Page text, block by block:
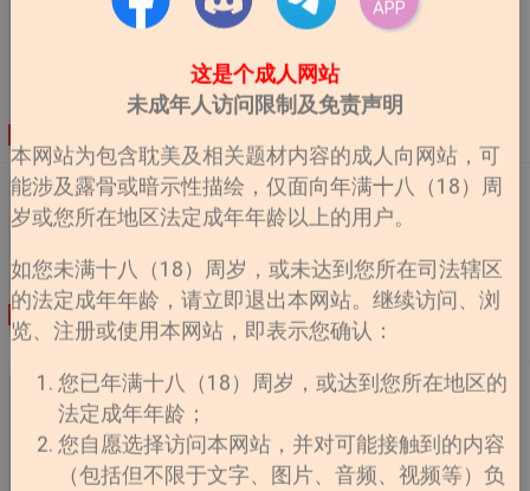
莫云舟：那你知道我资产雄厚吗？ 宁韵然：人尽皆知。
莫云舟：那你知道我已经上了赌桌。要么倾家荡产，要么
功卧底的秘诀是什么？ 凌睿：熟能生巧没逼格。 宁韵
然：哈？ 凌睿：你以为演零零七啊？有逼格的都死了
要她有一个莫云舟？ 内容标籤： 都市情缘 搜索关键字：
主角：宁韵然，莫云舟 │ 配角：顾长铭，凌睿，赵婳栩 │
其它：卧底 其他作品： 《强势攻防》、《你能不能不撩
《失忆后认错老公》
后，商景盯着手机裡唯一的联系人“老公”陷入沉思。根据
备忘录回忆，他是一隻不折不扣的舔狗，和男神隐婚后每
而男神在外面绯闻无数，对他冷淡至极。商景︰这舔狗老
子不幹了！直到他拿到医院帐单，再查了查余额，不得不
掏出手机——“老公(●′w`●)，我在医院，快来接我。”呵，
离婚之前，他不得让对方当牛做马加倍奉还！影帝贺绛拍
戏途中突然收到一张在医院的自拍。对方叫他老公，让他
来接。又在玩什么把戏？他看着那张多年不见的脸，回復
︰“好。”失忆后的商景，颐指气使，作天作地，一雪舔狗
之耻。贺绛照单全收，越来越像模范丈夫。商景心裡冷
“可以把手机还给我吗？”原来车祸中，他拿错了追星族的
手机，对方是贺绛的脑残粉，备忘录全是个人yy。商景尴
尬得连夜扛着火车站跑路，这辈子不想再见到贺绛！贺绛
莞尔︰“送上门了还想跑？”没门。 ....
作者：小文旦 更新至第81章 庄衾岑非诺
连载
《回到仙尊少年时[穿书]》
关于回到仙尊少年时[穿书]：【23号的二更，别等，很
了人气最高的美强惨反派小时候。长大后的反派惊才绝
艳，风华绝代；小时候的反派可怜巴巴，差点饿死在寒冬
腊月。修真界危机四伏，为了生存，言卿只能发挥十八般
叶小反派，从互相嫌弃到同生共死，靠坑蒙拐骗活了下
来。后面得到机缘解绑，相看生厌的两人立刻分道扬镳。
言卿死后，灵魂散尽以为能回到现 ....
作者：妾在山
阳
更新至第127章番外（三）
《封印千年的徒弟他回来了》
【作品简介】︰ 关于封印千年的徒弟他回来了︰现代
灵气衰竭，修真界皆知云萧是世间唯一的大能，孤鹤寒雪
般清冷矜贵，是万人敬仰，却又不敢接近的存在。然而乱
APP
这是个成人网站
未成年人访问限制及免责声明
本网站为包含耽美及相关题材内容的成人向网站，可
能涉及露骨或暗示性描绘，仅面向年满十八（18）周
岁或您所在地区法定成年年龄以上的用户。
如您未满十八（18）周岁，或未达到您所在司法辖区
的法定成年年龄，请立即退出本网站。继续访问、浏
览、注册或使用本网站，即表示您确认：
您已年满十八（18）周岁，或达到您所在地区的
法定成年年龄；
您自愿选择访问本网站，并对可能接触到的内容
（包括但不限于文字、图片、音频、视频等）负